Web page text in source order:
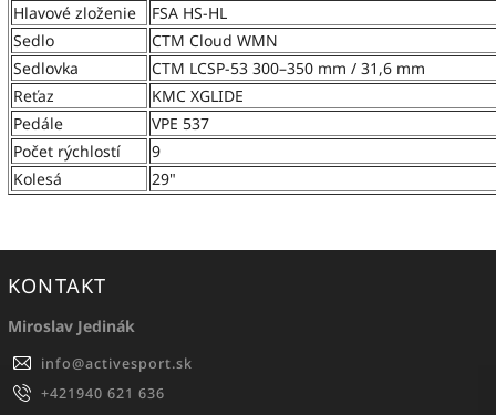
Hlavové zloženie
FSA HS‑HL
Sedlo
CTM Cloud WMN
Sedlovka
CTM LCSP‑53 300–350 mm / 31,6 mm
Reťaz
KMC XGLIDE
Pedále
VPE 537
Počet rýchlostí
9
Kolesá
29"
KONTAKT
Miroslav Jedinák
info@activesport.sk
+421940 621 636